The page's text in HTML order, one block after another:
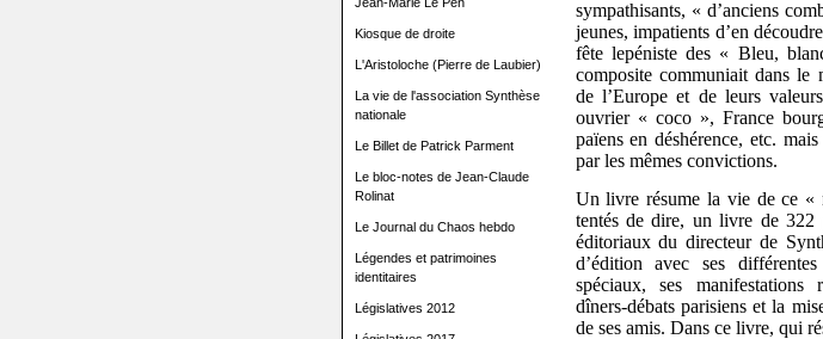
Kiosque de droite
L'Aristoloche (Pierre de Laubier)
La vie de l'association Synthèse
nationale
Le Billet de Patrick Parment
Le bloc-notes de Jean-Claude
Rolinat
Le Journal du Chaos hebdo
Légendes et patrimoines
identitaires
Législatives 2012
sympathisants, « d’anciens
jeunes, impatients d’en
fête lepéniste des « Bleu,
composite communiait dans le
de l’Europe et de leurs
ouvrier « coco », France
païens en déshérence, etc.
par les mêmes convictions.
Un livre résume la vie de ce «
tentés de dire, un livre de 322
éditoriaux du directeur de
d’édition avec ses
spéciaux, ses
dîners-débats parisiens et la
de ses amis. Dans ce livre, qui